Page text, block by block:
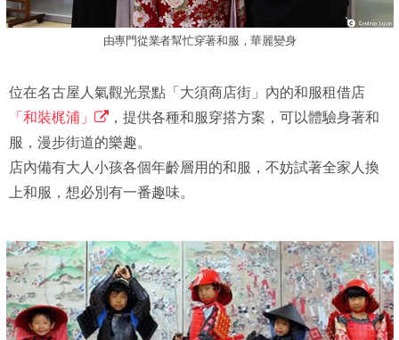
由專門從業者幫忙穿著和服，華麗變身
位在名古屋人氣觀光景點「大須商店街」內的和服租借店
「和裝梶浦」
，提供各種和服穿搭方案，可以體驗身著和
服，漫步街道的樂趣。
店內備有大人小孩各個年齡層用的和服，不妨試著全家人換
上和服，想必別有一番趣味。